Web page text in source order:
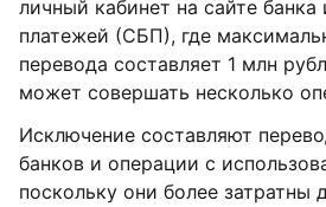
личный кабинет на сайте
платежей (СБП), где
перевода составляет 1 млн
может совершать несколько
Исключение составляют
банков и операции с
поскольку они более затратны